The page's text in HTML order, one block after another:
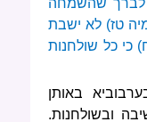
לברך שהשמחה
טז) לא ישבת
כי כל שולחנות
באותן
ובשולחנות.